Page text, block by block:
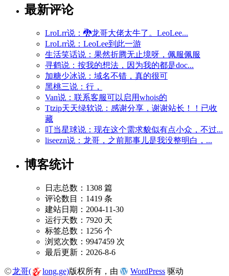
最新评论
LroLrr说：🐉龙哥大佬太牛了。LeoLee...
LroLrr说：LeoLee到此一游
生活笑话说：果然折腾无止境呀，佩服佩服
寻鹤说：按我的想法，因为我的都是doc...
加糖少冰说：域名不错，真的很可
黑桃三说：行，
Van说：联系客服可以启用whois的
Ttzip天天绿软说：感谢分享，谢谢站长！！已收
藏
叮当星球说：现在这个需求貌似有点小众，不过...
liseezn说：龙哥，之前那事儿是我没整明白，...
博客统计
日志总数：1308 篇
评论数目：1419 条
建站日期：2004-11-30
运行天数：7920 天
标签总数：1256 个
浏览次数：9947459 次
最后更新：2026-8-6
龙哥( long.ge)版权所有，由 WordPress 驱动